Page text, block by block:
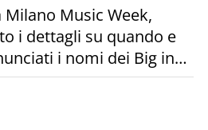
Music Week,
i dettagli su quando e
i nomi dei Big in…